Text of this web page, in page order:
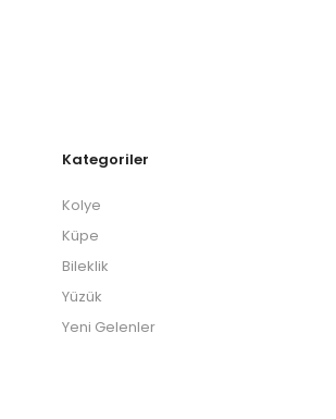
Kategoriler
Kolye
Küpe
Bileklik
Yüzük
Yeni Gelenler